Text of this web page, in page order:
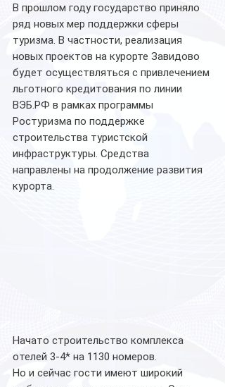
В прошлом году государство приняло
ряд новых мер поддержки сферы
туризма. В частности, реализация
новых проектов на курорте Завидово
будет осуществляться с привлечением
льготного кредитования по линии
ВЭБ.РФ в рамках программы
Ростуризма по поддержке
строительства туристской
инфраструктуры. Средства
направлены на продолжение развития
курорта.
Начато строительство комплекса
отелей 3-4* на 1130 номеров.
Но и сейчас гости имеют широкий